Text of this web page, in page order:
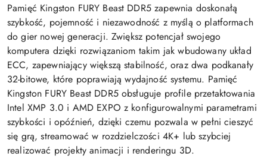
Pamięć Kingston FURY Beast DDR5 zapewnia doskonałą
szybkość, pojemność i niezawodność z myślą o platformach
do gier nowej generacji. Zwiększ potencjał swojego
komputera dzięki rozwiązaniom takim jak wbudowany układ
ECC, zapewniający większą stabilność, oraz dwa podkanały
32-bitowe, które poprawiają wydajność systemu. Pamięć
Kingston FURY Beast DDR5 obsługuje profile przetaktowania
Intel XMP 3.0 i AMD EXPO z konfigurowalnymi parametrami
szybkości i opóźnień, dzięki czemu pozwala w pełni cieszyć
się grą, streamować w rozdzielczości 4K+ lub szybciej
realizować projekty animacji i renderingu 3D.